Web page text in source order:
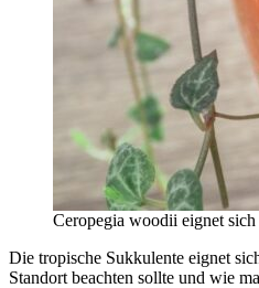
Ceropegia woodii eignet
Die tropische Sukkulente eignet
Standort beachten sollte und wie